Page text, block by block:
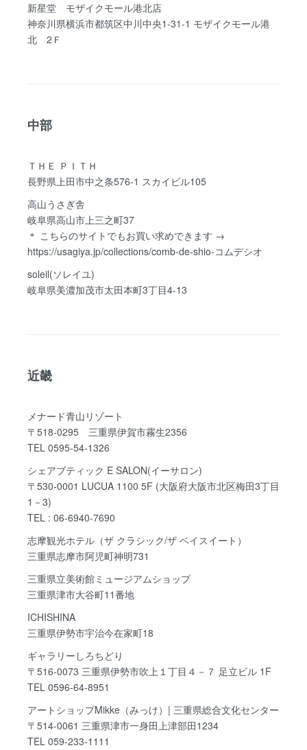
新星堂 モザイクモール港北店
神奈川県横浜市都筑区中川中央1-31-1 モザイクモール港
北 2Ｆ
中部
ＴＨＥ ＰＩＴＨ
長野県上田市中之条576-1 スカイビル105
高山うさぎ舎
岐阜県高山市上三之町37
＊ こちらのサイトでもお買い求めできます →
https://usagiya.jp/collections/comb-de-shio-コムデシオ
soleil(ソレイユ)
岐阜県美濃加茂市太田本町3丁目4-13
近畿
メナード青山リゾート
〒518-0295 三重県伊賀市霧生2356
TEL 0595-54-1326
シェアブティック E SALON(イーサロン)
〒530-0001 LUCUA 1100 5F (大阪府大阪市北区梅田3丁目
1－3)
TEL : 06-6940-7690
志摩観光ホテル（ザ クラシック/ザ ベイスイート）
三重県志摩市阿児町神明731
三重県立美術館ミュージアムショップ
三重県津市大谷町11番地
ICHISHINA
三重県伊勢市宇治今在家町18
ギャラリーしろちどり
〒516-0073 三重県伊勢市吹上１丁目４－７ 足立ビル 1F
TEL 0596-64-8951
アートショップMikke（みっけ）| 三重県総合文化センター
〒514-0061 三重県津市一身田上津部田1234
TEL 059-233-1111